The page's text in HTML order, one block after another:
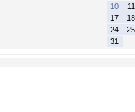
10
11
17
18
24
25
31